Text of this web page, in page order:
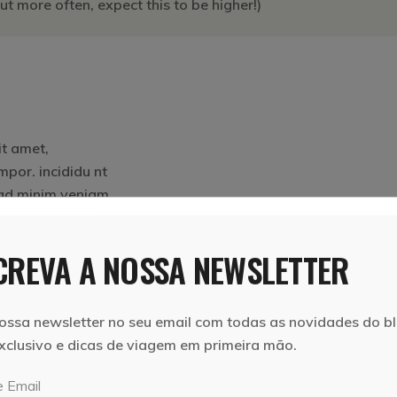
more often, expect this to be higher!)
amet,
incididu nt
minim veniam,
consectetur
nt ut labore et
uis nostrud.
dolor sit amet,
incididu nt
A NOSSA NEWSLETTER
newsletter no seu email com todas as novidades do
e dicas de viagem em primeira mão.
Email